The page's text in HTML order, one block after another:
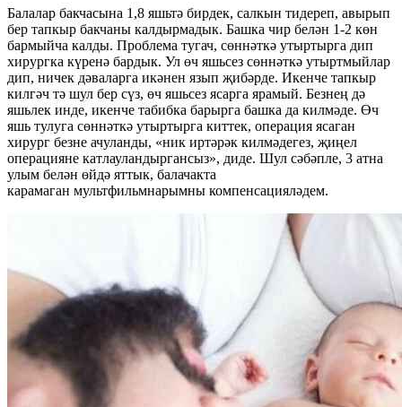
Балалар бакчасына 1,8 яшьтә бирдек, салкын тидереп, авырып
бер тапкыр бакчаны калдырмадык. Башка чир белән 1-2 көн
бармыйча калды. Проблема тугач, сөннәткә утыртырга дип
хирургка күренә бардык. Ул өч яшьсез сөннәткә утыртмыйлар
дип, ничек дәваларга икәнен язып җибәрде. Икенче тапкыр
килгәч тә шул бер сүз, өч яшьсез ясарга ярамый. Безнең дә
яшьлек инде, икенче табибка барырга башка да килмәде. Өч
яшь тулуга сөннәткә утыртырга киттек, операция ясаган
хирург безне ачуланды, «ник иртәрәк килмәдегез, җиңел
операцияне катлауландыргансыз», диде. Шул сәбәпле, 3 атна
улым белән өйдә яттык, балачакта
карамаган мультфильмнарымны компенсацияләдем.